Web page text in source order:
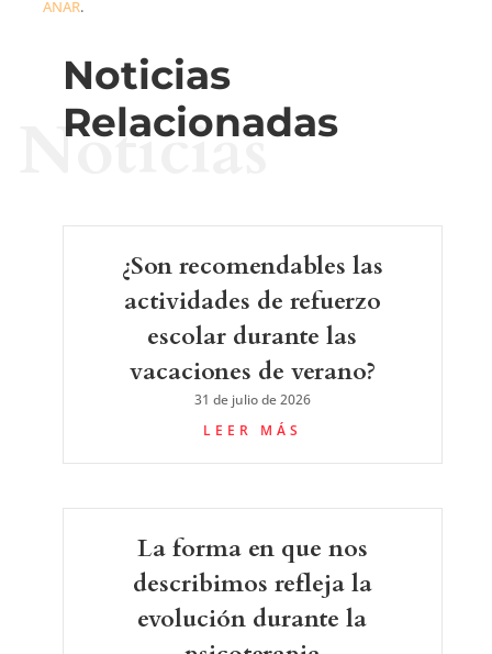
ANAR.
Noticias
Relacionadas
Noticias
¿Son recomendables las
actividades de refuerzo
escolar durante las
vacaciones de verano?
31 de julio de 2026
LEER MÁS
La forma en que nos
describimos refleja la
evolución durante la